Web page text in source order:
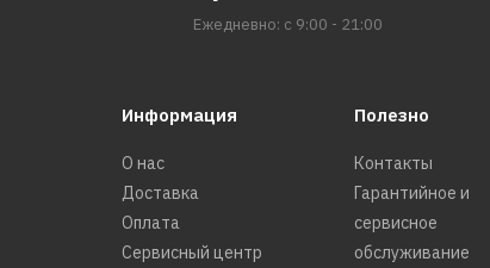
Ежедневно: с 9:00 - 21:00
Информация
О нас
Доставка
Оплата
Сервисный центр
Полезно
Контакты
Гарантийное и
сервисное
обслуживание